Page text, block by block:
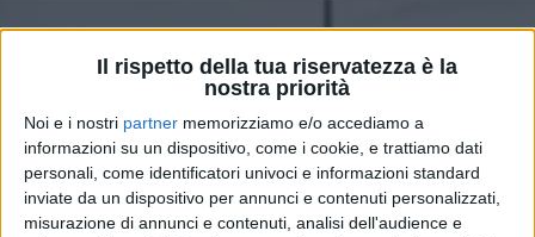
Il rispetto della tua riservatezza è la
nostra priorità
Noi e i nostri partner memorizziamo e/o accediamo a
informazioni su un dispositivo, come i cookie, e trattiamo dati
personali, come identificatori univoci e informazioni standard
inviate da un dispositivo per annunci e contenuti personalizzati,
misurazione di annunci e contenuti, analisi dell'audience e